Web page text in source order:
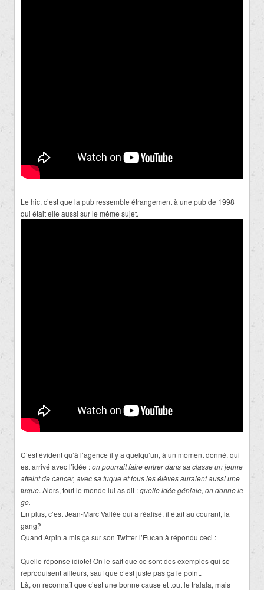
Le hic, c’est que la pub ressemble étrangement à une pub de 1998
qui était elle aussi sur le même sujet.
C’est évident qu’à l’agence il y a quelqu’un, à un moment donné, qui
est arrivé avec l’idée :on pourrait faire entrer dans sa classe un jeune
atteint de cancer, avec sa tuque et tous les élèves auraient aussi une
tuque. Alors, tout le monde lui as dit :quelle idée géniale, on donne le
go.
En plus, c’est Jean-Marc Vallée qui a réalisé, il était au courant, la
gang?
Quand Arpin a mis ça sur son Twitter l’Eucan à répondu ceci :
Quelle réponse idiote! On le sait que ce sont des exemples qui se
reproduisent ailleurs, sauf que c’est juste pas ça le point.
Là, on reconnaît que c’est une bonne cause et tout le tralala, mais